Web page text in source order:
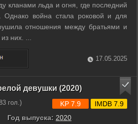
кланами льда и огня, где последний
Однако война стала роковой и для
отношения между братьями и
них. ...
17.05.2025
девушки (2020)
гол.)
Год выпуска: 2020
KP 7.9 IMDB 7.9